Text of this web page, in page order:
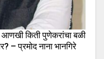
किती पुणेकरांचा बळी
– प्रमोद नाना भानगिरे